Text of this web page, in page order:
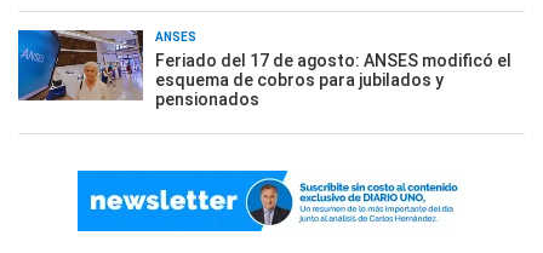
ANSES
Feriado del 17 de agosto: ANSES modificó el
esquema de cobros para jubilados y
pensionados